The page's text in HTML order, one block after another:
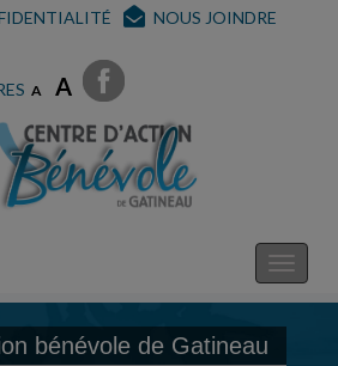
NOUS JOINDRE
A A
bénévole de Gatineau